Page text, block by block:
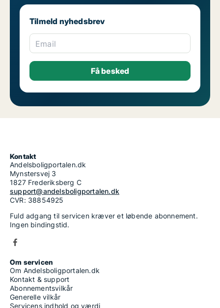
Tilmeld nyhedsbrev
Email
Kontakt
Andelsboligportalen.dk
Mynstersvej 3
1827 Frederiksberg C
support@andelsboligportalen.dk
CVR: 38854925
Fuld adgang til servicen kræver et løbende abonnement.
Ingen bindingstid.
Om servicen
Om Andelsboligportalen.dk
Kontakt & support
Abonnementsvilkår
Generelle vilkår
Servicens indhold og værdi